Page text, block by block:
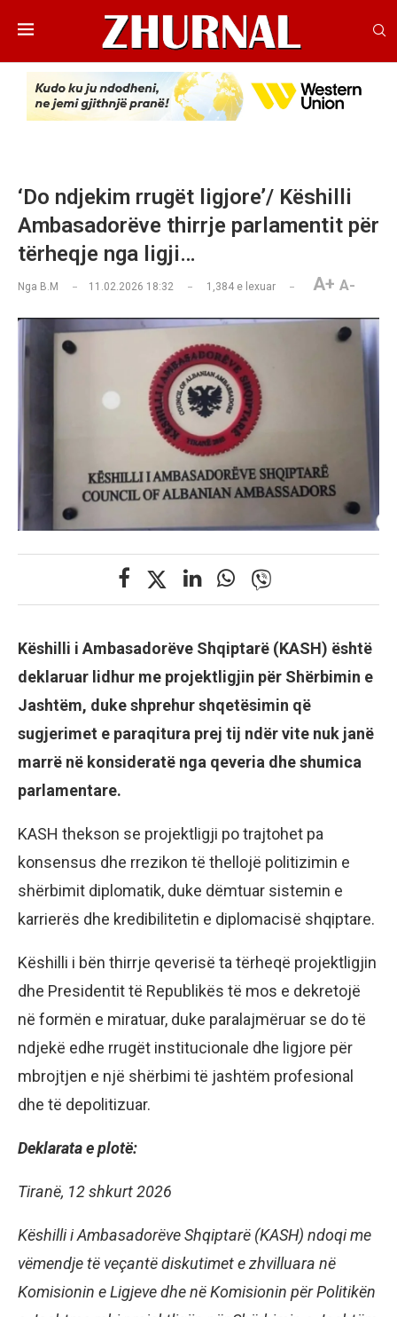
‘Do ndjekim rrugët ligjore’/ Këshilli
Ambasadorëve thirrje parlamentit për
tërheqje nga ligji…
Nga B.M 11.02.2026 18:32 1,384 e lexuar A+ A-
Këshilli i Ambasadorëve Shqiptarë (KASH) është
deklaruar lidhur me projektligjin për Shërbimin e
Jashtëm, duke shprehur shqetësimin që
sugjerimet e paraqitura prej tij ndër vite nuk janë
marrë në konsideratë nga qeveria dhe shumica
parlamentare.
KASH thekson se projektligji po trajtohet pa
konsensus dhe rrezikon të thellojë politizimin e
shërbimit diplomatik, duke dëmtuar sistemin e
karrierës dhe kredibilitetin e diplomacisë shqiptare.
Këshilli i bën thirrje qeverisë ta tërheqë projektligjin
dhe Presidentit të Republikës të mos e dekretojë
në formën e miratuar, duke paralajmëruar se do të
ndjekë edhe rrugët institucionale dhe ligjore për
mbrojtjen e një shërbimi të jashtëm profesional
dhe të depolitizuar.
Deklarata e plotë:
Tiranë, 12 shkurt 2026
Këshilli i Ambasadorëve Shqiptarë (KASH) ndoqi me
vëmendje të veçantë diskutimet e zhvilluara në
Komisionin e Ligjeve dhe në Komisionin për Politikën